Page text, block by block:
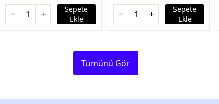
Sepete
Ekle
Sepete
Ekle
Tümünü Gör